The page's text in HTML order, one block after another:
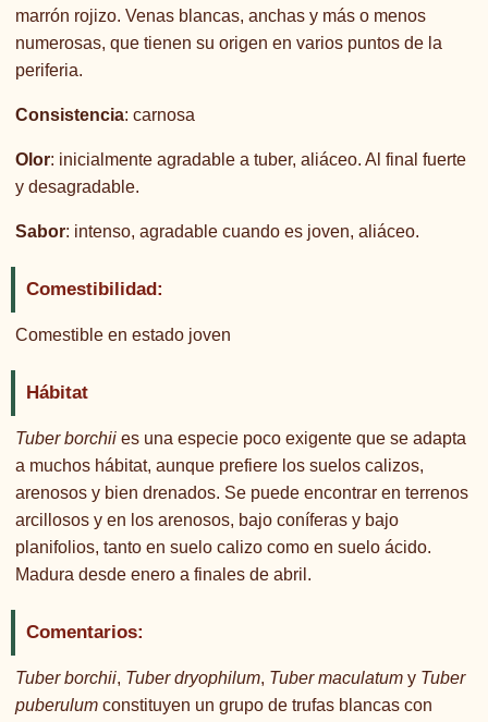
marrón rojizo. Venas blancas, anchas y más o menos
numerosas, que tienen su origen en varios puntos de la
periferia.
Consistencia: carnosa
Olor: inicialmente agradable a tuber, aliáceo. Al final fuerte
y desagradable.
Sabor: intenso, agradable cuando es joven, aliáceo.
Comestibilidad:
Comestible en estado joven
Hábitat
Tuber borchii es una especie poco exigente que se adapta
a muchos hábitat, aunque prefiere los suelos calizos,
arenosos y bien drenados. Se puede encontrar en terrenos
arcillosos y en los arenosos, bajo coníferas y bajo
planifolios, tanto en suelo calizo como en suelo ácido.
Madura desde enero a finales de abril.
Comentarios:
Tuber borchii, Tuber dryophilum, Tuber maculatum y Tuber
puberulum constituyen un grupo de trufas blancas con